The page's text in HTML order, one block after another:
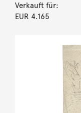
Verkauft für:
EUR 4.165